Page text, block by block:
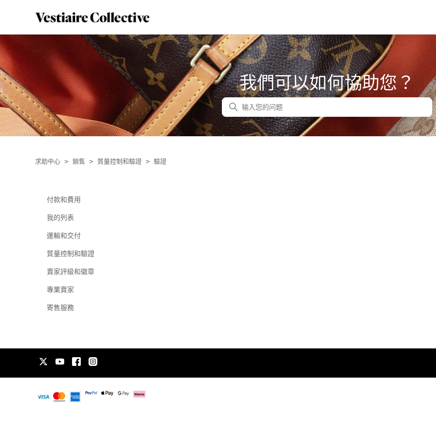
我們可以如何協助您？
搜尋
求助中心 銷售 質量控制和驗證 驗證
付款和費用
我的列表
運輸和交付
質量控制和驗證
賣家評級和徽章
專業賣家
寄售服務